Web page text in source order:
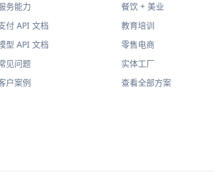
务能力
付 API 文档
型 API 文档
见问题
户案例
餐饮 + 美业
教育培训
零售电商
实体工厂
查看全部方案